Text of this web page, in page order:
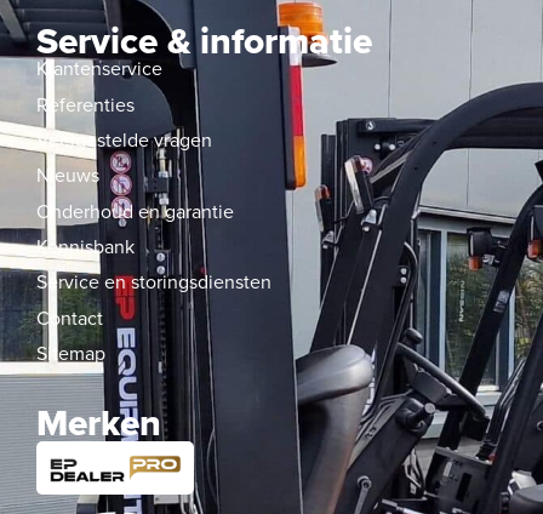
Service & informatie
Klantenservice
Referenties
Veelgestelde vragen
Nieuws
Onderhoud en garantie
Kennisbank
Service en storingsdiensten
Contact
Sitemap
Merken